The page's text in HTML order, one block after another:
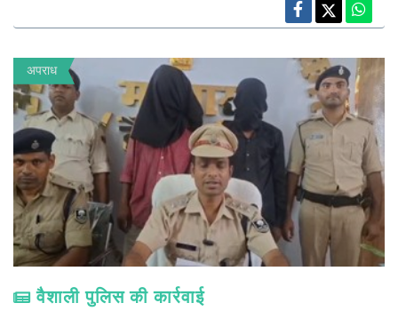
अपराध
वैशाली पुलिस की कार्रवाई